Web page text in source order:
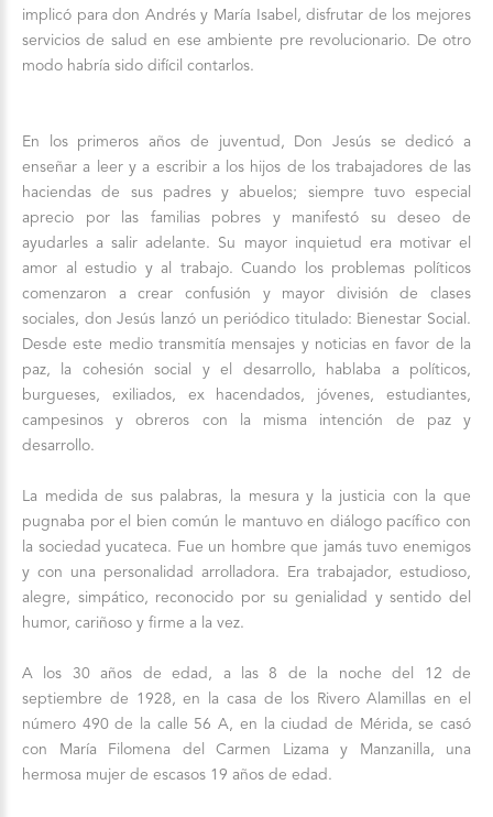
implicó para don Andrés y María Isabel, disfrutar de los mejores
servicios de salud en ese ambiente pre revolucionario. De otro
modo habría sido difícil contarlos.
En los primeros años de juventud, Don Jesús se dedicó a
enseñar a leer y a escribir a los hijos de los trabajadores de las
haciendas de sus padres y abuelos; siempre tuvo especial
aprecio por las familias pobres y manifestó su deseo de
ayudarles a salir adelante. Su mayor inquietud era motivar el
amor al estudio y al trabajo. Cuando los problemas políticos
comenzaron a crear confusión y mayor división de clases
sociales, don Jesús lanzó un periódico titulado: Bienestar Social.
Desde este medio transmitía mensajes y noticias en favor de la
paz, la cohesión social y el desarrollo, hablaba a políticos,
burgueses, exiliados, ex hacendados, jóvenes, estudiantes,
campesinos y obreros con la misma intención de paz y
desarrollo.
La medida de sus palabras, la mesura y la justicia con la que
pugnaba por el bien común le mantuvo en diálogo pacífico con
la sociedad yucateca. Fue un hombre que jamás tuvo enemigos
y con una personalidad arrolladora. Era trabajador, estudioso,
alegre, simpático, reconocido por su genialidad y sentido del
humor, cariñoso y firme a la vez.
A los 30 años de edad, a las 8 de la noche del 12 de
septiembre de 1928, en la casa de los Rivero Alamillas en el
número 490 de la calle 56 A, en la ciudad de Mérida, se casó
con María Filomena del Carmen Lizama y Manzanilla, una
hermosa mujer de escasos 19 años de edad.